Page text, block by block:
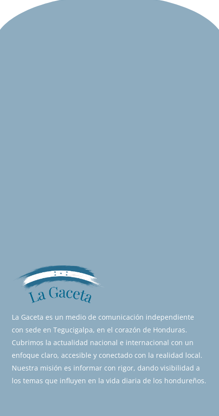
La Gaceta es un medio de comunicación independiente
con sede en Tegucigalpa, en el corazón de Honduras.
Cubrimos la actualidad nacional e internacional con un
enfoque claro, accesible y conectado con la realidad local.
Nuestra misión es informar con rigor, dando visibilidad a
los temas que influyen en la vida diaria de los hondureños.